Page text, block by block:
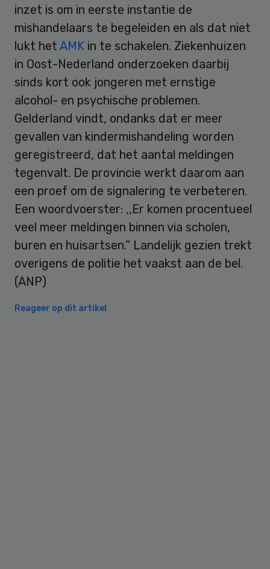
inzet is om in eerste instantie de
mishandelaars te begeleiden en als dat niet
lukt het AMK in te schakelen. Ziekenhuizen
in Oost-Nederland onderzoeken daarbij
sinds kort ook jongeren met ernstige
alcohol- en psychische problemen.
Gelderland vindt, ondanks dat er meer
gevallen van kindermishandeling worden
geregistreerd, dat het aantal meldingen
tegenvalt. De provincie werkt daarom aan
een proef om de signalering te verbeteren.
Een woordvoerster: ,,Er komen procentueel
veel meer meldingen binnen via scholen,
buren en huisartsen.” Landelijk gezien trekt
overigens de politie het vaakst aan de bel.
(ANP)
Reageer op dit artikel